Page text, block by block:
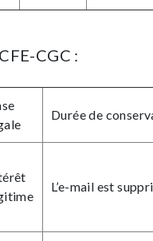
CGC :
Durée de
L’e-mail est